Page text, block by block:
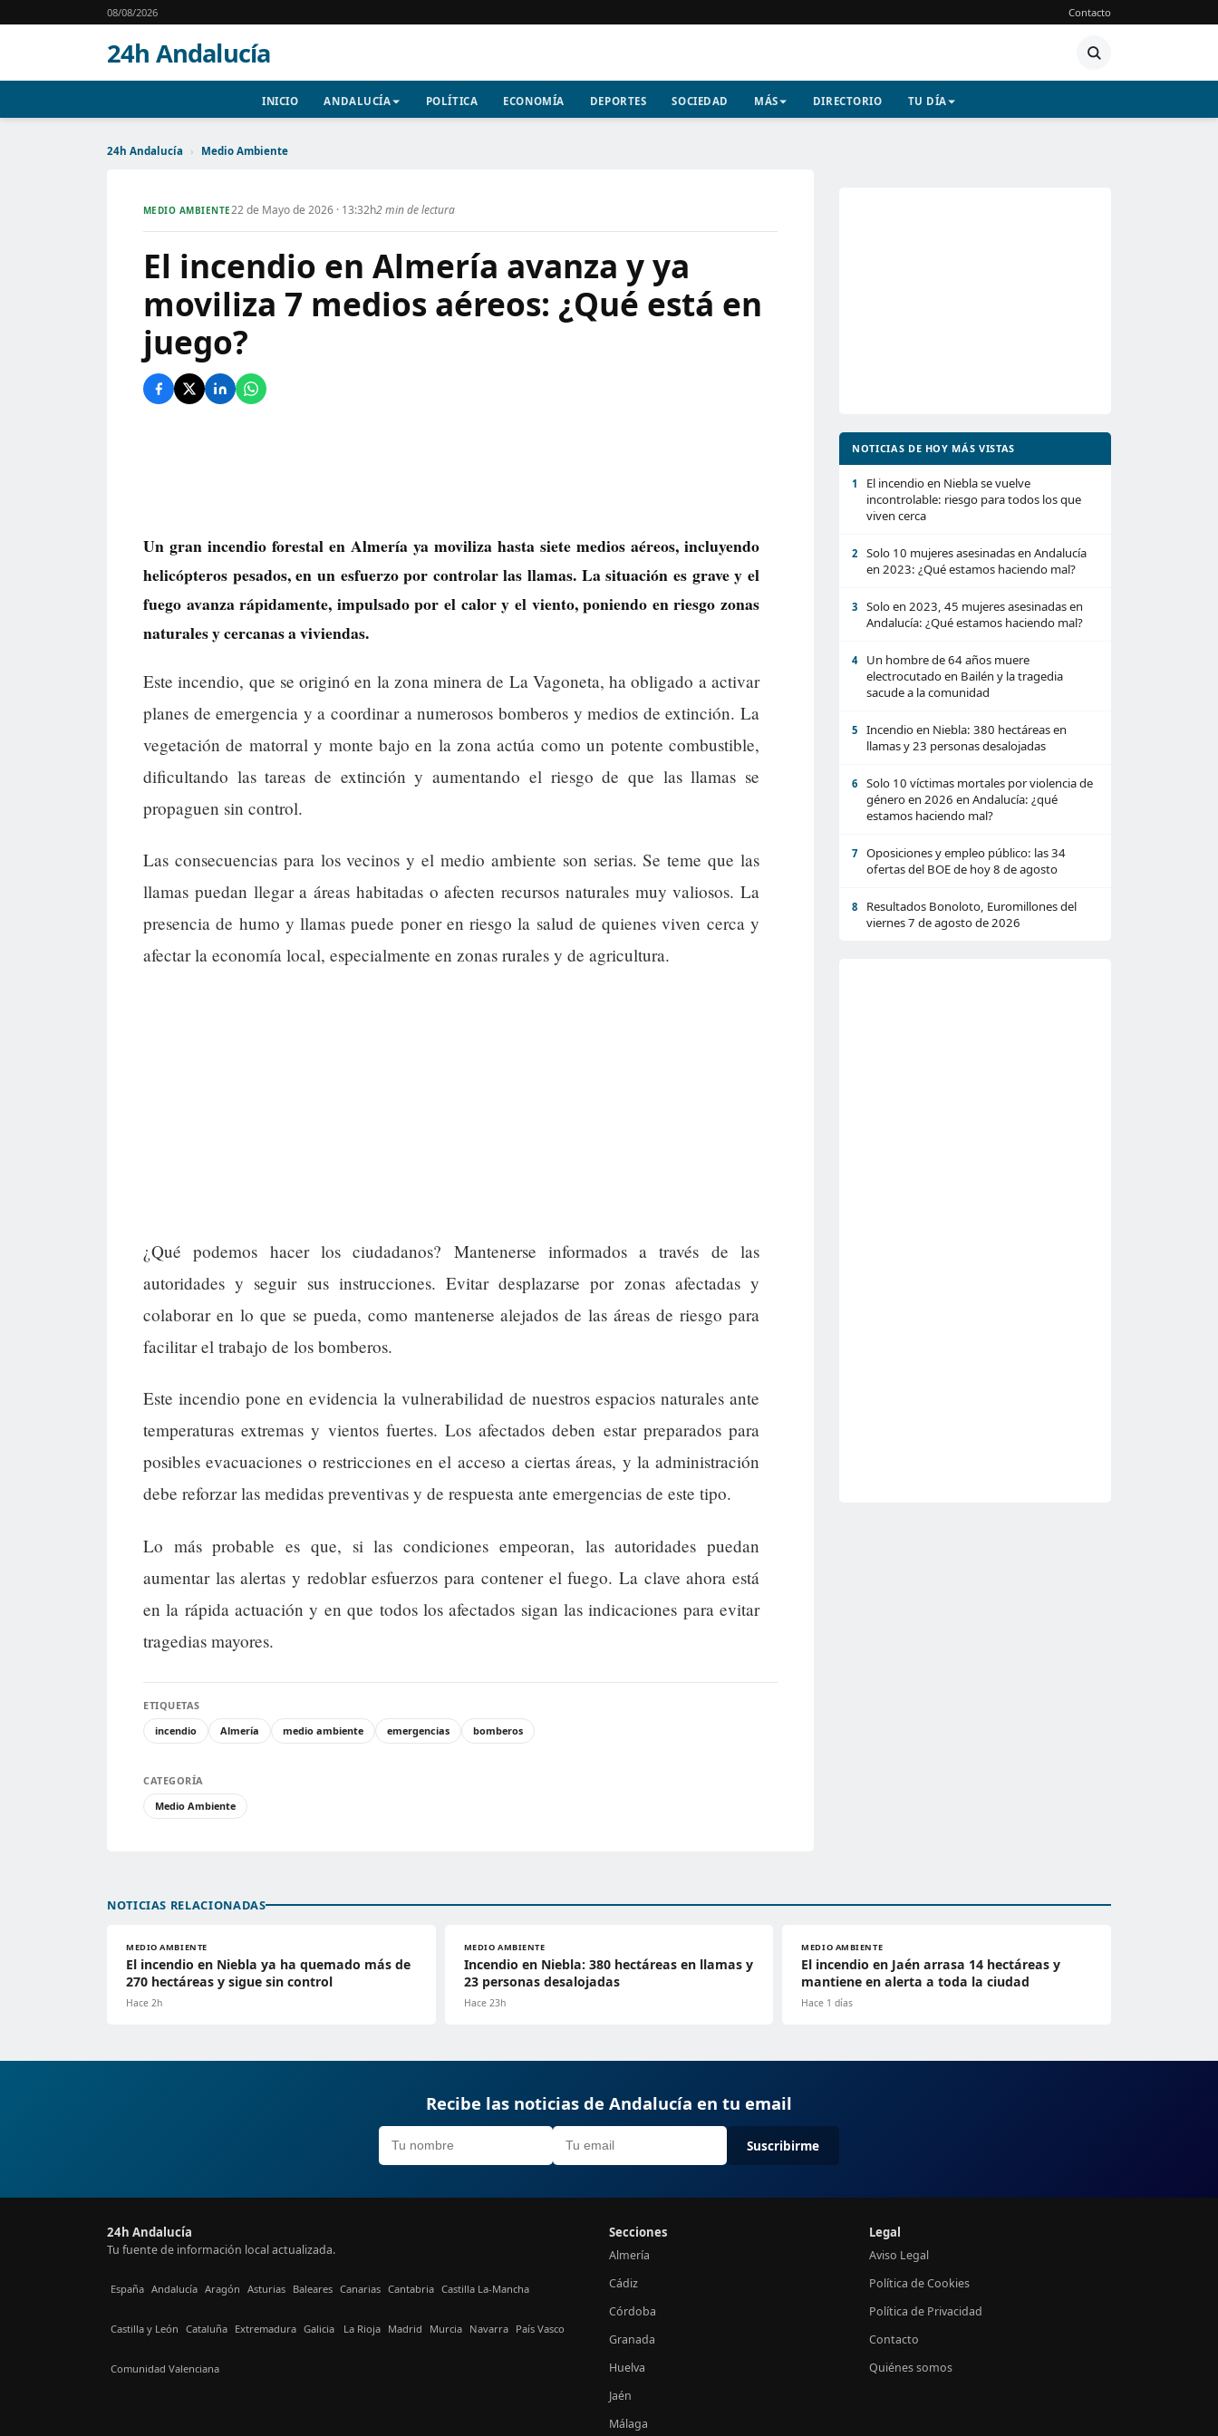
08/08/2026 Contacto
24h Andalucía
INICIO ANDALUCÍA POLÍTICA ECONOMÍA DEPORTES SOCIEDAD MÁS DIRECTORIO TU DÍA
24h Andalucía › Medio Ambiente
MEDIO AMBIENTE22 de Mayo de 2026 · 13:32h2 min de lectura
El incendio en Almería avanza y ya
moviliza 7 medios aéreos: ¿Qué está en
juego?
Un gran incendio forestal en Almería ya moviliza hasta siete medios aéreos, incluyendo
helicópteros pesados, en un esfuerzo por controlar las llamas. La situación es grave y el
fuego avanza rápidamente, impulsado por el calor y el viento, poniendo en riesgo zonas
naturales y cercanas a viviendas.
Este incendio, que se originó en la zona minera de La Vagoneta, ha obligado a activar
planes de emergencia y a coordinar a numerosos bomberos y medios de extinción. La
vegetación de matorral y monte bajo en la zona actúa como un potente combustible,
dificultando las tareas de extinción y aumentando el riesgo de que las llamas se
propaguen sin control.
Las consecuencias para los vecinos y el medio ambiente son serias. Se teme que las
llamas puedan llegar a áreas habitadas o afecten recursos naturales muy valiosos. La
presencia de humo y llamas puede poner en riesgo la salud de quienes viven cerca y
afectar la economía local, especialmente en zonas rurales y de agricultura.
¿Qué podemos hacer los ciudadanos? Mantenerse informados a través de las
autoridades y seguir sus instrucciones. Evitar desplazarse por zonas afectadas y
colaborar en lo que se pueda, como mantenerse alejados de las áreas de riesgo para
facilitar el trabajo de los bomberos.
Este incendio pone en evidencia la vulnerabilidad de nuestros espacios naturales ante
temperaturas extremas y vientos fuertes. Los afectados deben estar preparados para
posibles evacuaciones o restricciones en el acceso a ciertas áreas, y la administración
debe reforzar las medidas preventivas y de respuesta ante emergencias de este tipo.
Lo más probable es que, si las condiciones empeoran, las autoridades puedan
aumentar las alertas y redoblar esfuerzos para contener el fuego. La clave ahora está
en la rápida actuación y en que todos los afectados sigan las indicaciones para evitar
tragedias mayores.
ETIQUETAS
incendio
Almería medio ambiente emergencias bomberos
CATEGORÍA
Medio Ambiente
NOTICIAS DE HOY MÁS VISTAS
1
El incendio en Niebla se vuelve
incontrolable: riesgo para todos los que
viven cerca
2
Solo 10 mujeres asesinadas en Andalucía
en 2023: ¿Qué estamos haciendo mal?
3
Solo en 2023, 45 mujeres asesinadas en
Andalucía: ¿Qué estamos haciendo mal?
4
Un hombre de 64 años muere
electrocutado en Bailén y la tragedia
sacude a la comunidad
5
Incendio en Niebla: 380 hectáreas en
llamas y 23 personas desalojadas
6
Solo 10 víctimas mortales por violencia de
género en 2026 en Andalucía: ¿qué
estamos haciendo mal?
7
Oposiciones y empleo público: las 34
ofertas del BOE de hoy 8 de agosto
8
Resultados Bonoloto, Euromillones del
viernes 7 de agosto de 2026
NOTICIAS RELACIONADAS
MEDIO AMBIENTE
El incendio en Niebla ya ha quemado más de
270 hectáreas y sigue sin control
Hace 2h
MEDIO AMBIENTE
Incendio en Niebla: 380 hectáreas en llamas y
23 personas desalojadas
Hace 23h
MEDIO AMBIENTE
El incendio en Jaén arrasa 14 hectáreas y
mantiene en alerta a toda la ciudad
Hace 1 días
Recibe las noticias de Andalucía en tu email
Suscribirme
24h Andalucía
Tu fuente de información local actualizada.
España Andalucía Aragón Asturias Baleares Canarias Cantabria Castilla La-Mancha
Castilla y León Cataluña Extremadura Galicia La Rioja Madrid Murcia Navarra País Vasco
Comunidad Valenciana
Secciones
Almería
Cádiz
Córdoba
Granada
Huelva
Jaén
Málaga
Legal
Aviso Legal
Política de Cookies
Política de Privacidad
Contacto
Quiénes somos